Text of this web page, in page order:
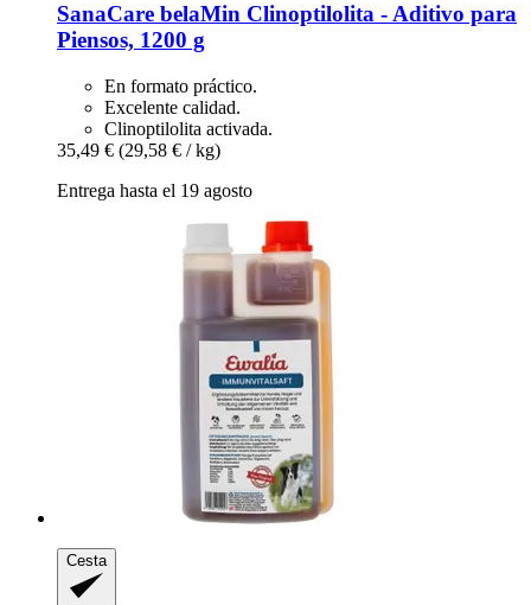
SanaCare belaMin Clinoptilolita -​ Aditivo para
Piensos, 1200 g
En formato práctico.
Excelente calidad.
Clinoptilolita activada.
35,49 € (29,58 € / kg)
Entrega hasta el 19 agosto
Cesta